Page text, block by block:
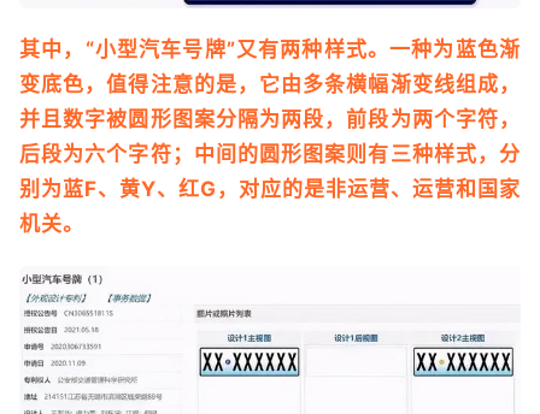
其中，“小型汽车号牌”又有两种样式。一种为蓝色渐
变底色，值得注意的是，它由多条横幅渐变线组成，
并且数字被圆形图案分隔为两段，前段为两个字符，
后段为六个字符；中间的圆形图案则有三种样式，分
别为蓝F、黄Y、红G，对应的是非运营、运营和国家
机关。